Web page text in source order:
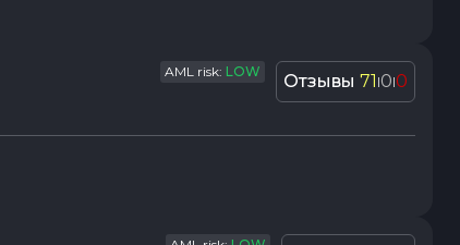
AML risk: LOW Отзывы 71 |0|0